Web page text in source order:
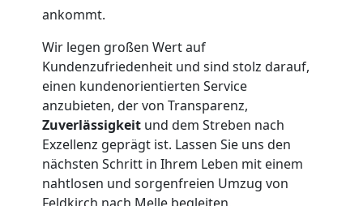
ankommt.
Wir legen großen Wert auf
Kundenzufriedenheit und sind stolz darauf,
einen kundenorientierten Service
anzubieten, der von Transparenz,
Zuverlässigkeit und dem Streben nach
Exzellenz geprägt ist. Lassen Sie uns den
nächsten Schritt in Ihrem Leben mit einem
nahtlosen und sorgenfreien Umzug von
Feldkirch nach Melle begleiten.
Beiladung
Feldkirch
Mini